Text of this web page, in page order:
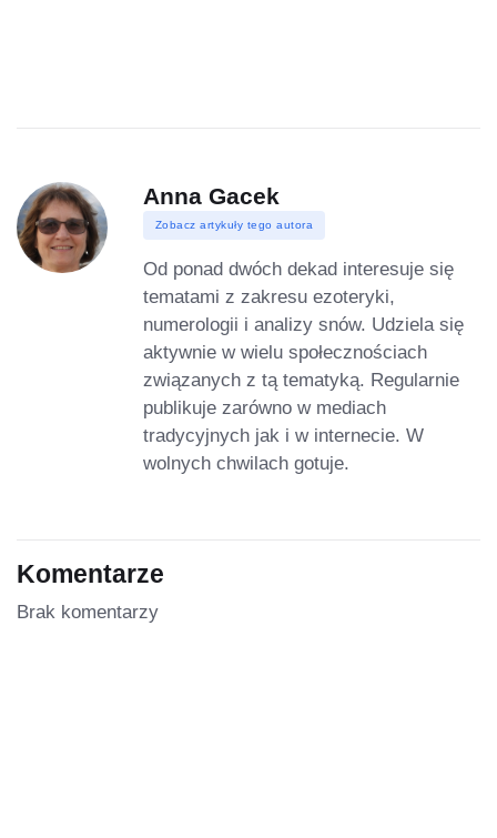
Anna Gacek
Zobacz artykuły tego autora
Od ponad dwóch dekad interesuje się
tematami z zakresu ezoteryki,
numerologii i analizy snów. Udziela się
aktywnie w wielu społecznościach
związanych z tą tematyką. Regularnie
publikuje zarówno w mediach
tradycyjnych jak i w internecie. W
wolnych chwilach gotuje.
Komentarze
Brak komentarzy